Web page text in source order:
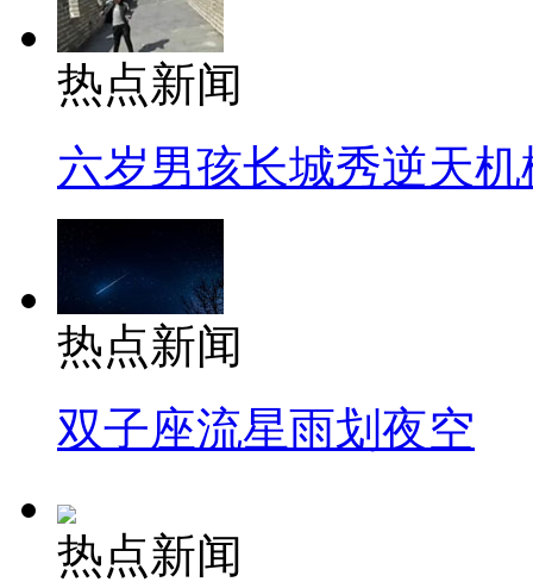
热点新闻
六岁男孩长城秀逆天机
热点新闻
双子座流星雨划夜空
热点新闻